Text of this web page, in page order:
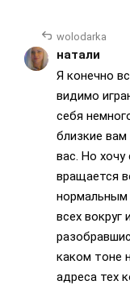
wolodarka
натали
Я конечно
видимо
себя
близкие
вас. Но
вращается
нормальным
всех
каком тоне
адреса тех